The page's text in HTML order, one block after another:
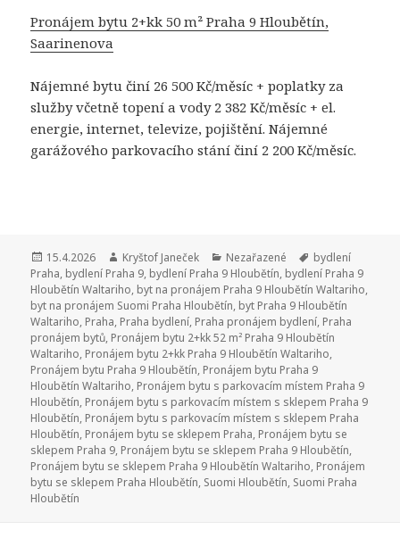
Pronájem bytu 2+kk 50 m² Praha 9 Hloubětín,
Saarinenova
Nájemné bytu činí 26 500 Kč/měsíc + poplatky za
služby včetně topení a vody 2 382 Kč/měsíc + el.
energie, internet, televize, pojištění. Nájemné
garážového parkovacího stání činí 2 200 Kč/měsíc.
Publikováno:
15.4.2026 Autor:
Kryštof Janeček Rubriky:
Nezařazené Štítky:
bydlení
Praha, bydlení Praha 9, bydlení Praha 9 Hloubětín, bydlení Praha 9
Hloubětín Waltariho, byt na pronájem Praha 9 Hloubětín Waltariho,
byt na pronájem Suomi Praha Hloubětín, byt Praha 9 Hloubětín
Waltariho, Praha, Praha bydlení, Praha pronájem bydlení, Praha
pronájem bytů, Pronájem bytu 2+kk 52 m² Praha 9 Hloubětín
Waltariho, Pronájem bytu 2+kk Praha 9 Hloubětín Waltariho,
Pronájem bytu Praha 9 Hloubětín, Pronájem bytu Praha 9
Hloubětín Waltariho, Pronájem bytu s parkovacím místem Praha 9
Hloubětín, Pronájem bytu s parkovacím místem s sklepem Praha 9
Hloubětín, Pronájem bytu s parkovacím místem s sklepem Praha
Hloubětín, Pronájem bytu se sklepem Praha, Pronájem bytu se
sklepem Praha 9, Pronájem bytu se sklepem Praha 9 Hloubětín,
Pronájem bytu se sklepem Praha 9 Hloubětín Waltariho, Pronájem
bytu se sklepem Praha Hloubětín, Suomi Hloubětín, Suomi Praha
Hloubětín